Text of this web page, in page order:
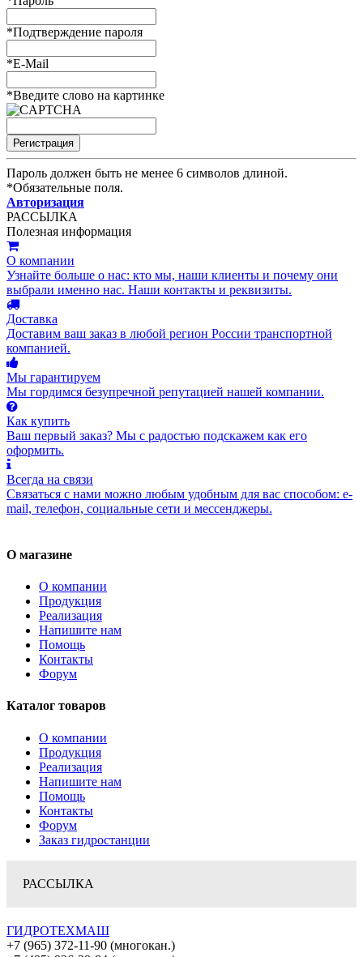
*Подтверждение пароля
*E-Mail
*Введите слово на картинке
Пароль должен быть не менее 6 символов длиной.
*Обязательные поля.
Авторизация
РАССЫЛКА
Полезная информация
О компании
Узнайте больше о нас: кто мы, наши клиенты и почему они
выбрали именно нас. Наши контакты и реквизиты.
Доставка
Доставим ваш заказ в любой регион России транспортной
компанией.
Мы гарантируем
Мы гордимся безупречной репутацией нашей компании.
Как купить
Ваш первый заказ? Мы с радостью подскажем как его
оформить.
Всегда на связи
Связаться с нами можно любым удобным для вас способом: e-
mail, телефон, социальные сети и мессенджеры.
О магазине
О компании
Продукция
Реализация
Напишите нам
Помощь
Контакты
Форум
Каталог товаров
О компании
Продукция
Реализация
Напишите нам
Помощь
Контакты
Форум
Заказ гидростанции
РАССЫЛКА
ГИДРОТЕХМАШ
+7 (965) 372-11-90 (многокан.)